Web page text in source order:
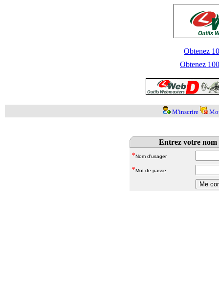
Obtenez
Obtenez
M'inscrire
Entrez votre nom
*Nom d'usager
*Mot de passe